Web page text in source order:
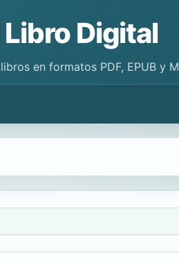
Libro Digital
en formatos PDF, EPUB y